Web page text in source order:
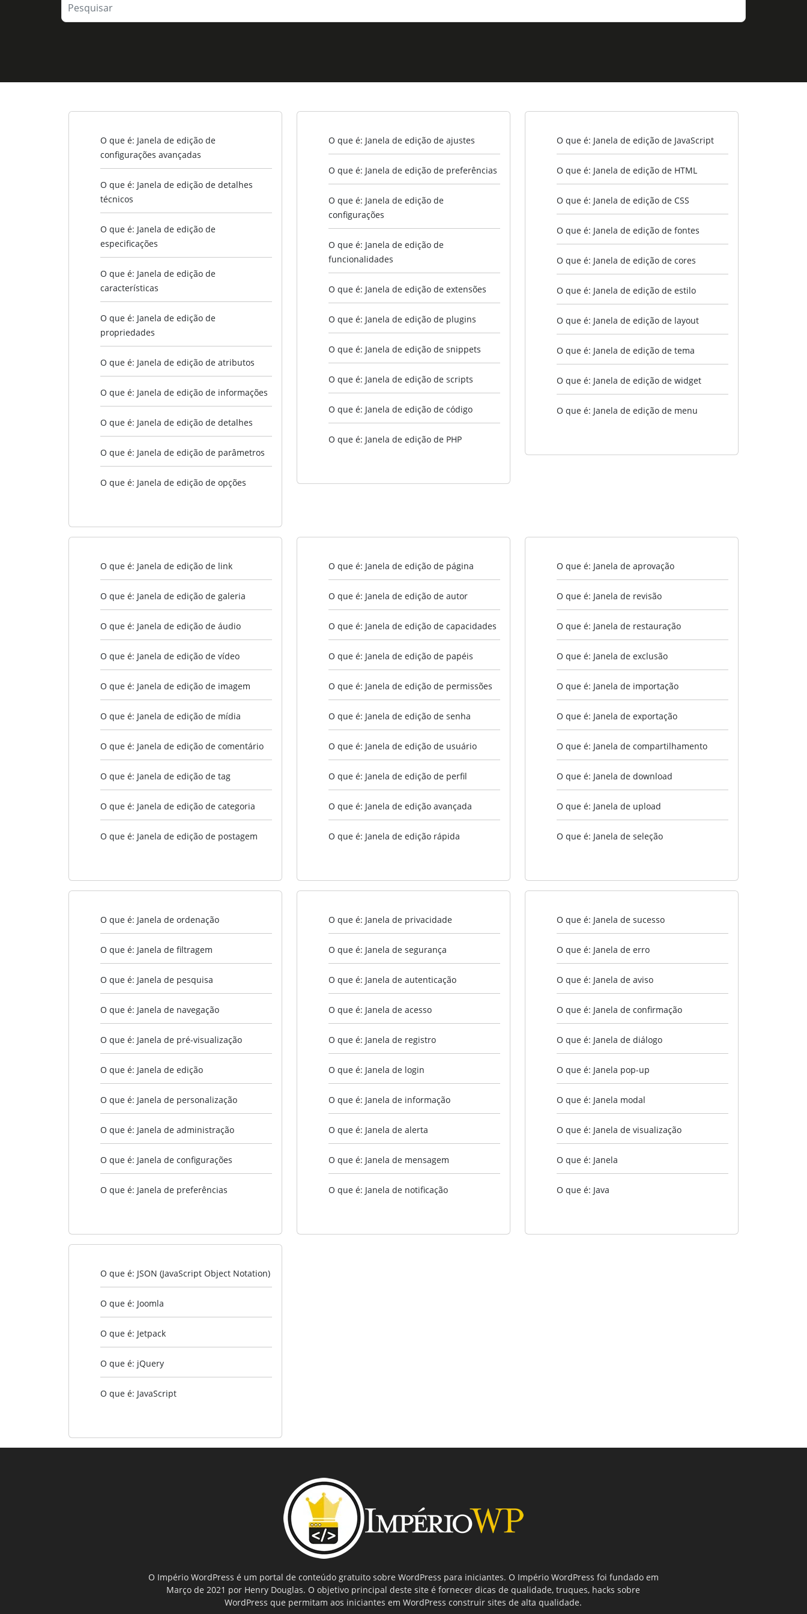
O que é: Janela de edição de
configurações avançadas
O que é: Janela de edição de detalhes
técnicos
O que é: Janela de edição de
especificações
O que é: Janela de edição de
características
O que é: Janela de edição de
propriedades
O que é: Janela de edição de atributos
O que é: Janela de edição de informações
O que é: Janela de edição de detalhes
O que é: Janela de edição de parâmetros
O que é: Janela de edição de opções
O que é: Janela de edição de ajustes
O que é: Janela de edição de preferências
O que é: Janela de edição de
configurações
O que é: Janela de edição de
funcionalidades
O que é: Janela de edição de extensões
O que é: Janela de edição de plugins
O que é: Janela de edição de snippets
O que é: Janela de edição de scripts
O que é: Janela de edição de código
O que é: Janela de edição de PHP
O que é: Janela de edição de JavaScript
O que é: Janela de edição de HTML
O que é: Janela de edição de CSS
O que é: Janela de edição de fontes
O que é: Janela de edição de cores
O que é: Janela de edição de estilo
O que é: Janela de edição de layout
O que é: Janela de edição de tema
O que é: Janela de edição de widget
O que é: Janela de edição de menu
O que é: Janela de edição de link
O que é: Janela de edição de galeria
O que é: Janela de edição de áudio
O que é: Janela de edição de vídeo
O que é: Janela de edição de imagem
O que é: Janela de edição de mídia
O que é: Janela de edição de comentário
O que é: Janela de edição de tag
O que é: Janela de edição de categoria
O que é: Janela de edição de postagem
O que é: Janela de edição de página
O que é: Janela de edição de autor
O que é: Janela de edição de capacidades
O que é: Janela de edição de papéis
O que é: Janela de edição de permissões
O que é: Janela de edição de senha
O que é: Janela de edição de usuário
O que é: Janela de edição de perfil
O que é: Janela de edição avançada
O que é: Janela de edição rápida
O que é: Janela de aprovação
O que é: Janela de revisão
O que é: Janela de restauração
O que é: Janela de exclusão
O que é: Janela de importação
O que é: Janela de exportação
O que é: Janela de compartilhamento
O que é: Janela de download
O que é: Janela de upload
O que é: Janela de seleção
O que é: Janela de ordenação
O que é: Janela de filtragem
O que é: Janela de pesquisa
O que é: Janela de navegação
O que é: Janela de pré-visualização
O que é: Janela de edição
O que é: Janela de personalização
O que é: Janela de administração
O que é: Janela de configurações
O que é: Janela de preferências
O que é: Janela de privacidade
O que é: Janela de segurança
O que é: Janela de autenticação
O que é: Janela de acesso
O que é: Janela de registro
O que é: Janela de login
O que é: Janela de informação
O que é: Janela de alerta
O que é: Janela de mensagem
O que é: Janela de notificação
O que é: Janela de sucesso
O que é: Janela de erro
O que é: Janela de aviso
O que é: Janela de confirmação
O que é: Janela de diálogo
O que é: Janela pop-up
O que é: Janela modal
O que é: Janela de visualização
O que é: Janela
O que é: Java
O que é: JSON (JavaScript Object Notation)
O que é: Joomla
O que é: Jetpack
O que é: jQuery
O que é: JavaScript
O Império WordPress é um portal de conteúdo gratuito sobre WordPress para iniciantes. O Império WordPress foi fundado em
Março de 2021 por Henry Douglas. O objetivo principal deste site é fornecer dicas de qualidade, truques, hacks sobre
WordPress que permitam aos iniciantes em WordPress construir sites de alta qualidade.